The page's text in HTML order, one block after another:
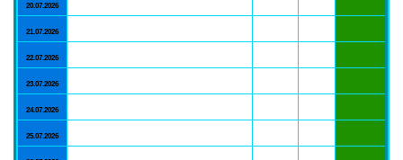
20.07.2026
21.07.2026
22.07.2026
23.07.2026
24.07.2026
25.07.2026